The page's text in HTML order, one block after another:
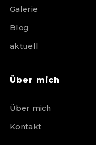
Galerie
Blog
aktuell
Über mich
Über mich
Kontakt